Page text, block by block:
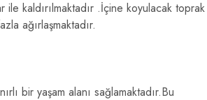
ile kaldırılmaktadır .İçine koyulacak toprak
ağırlaşmaktadır.
bir yaşam alanı sağlamaktadır.Bu